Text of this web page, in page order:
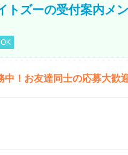
ズーの受付案内メ
！お友達同士の応募大歓